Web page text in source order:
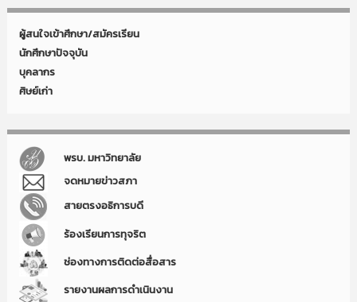
ผู้สนใจเข้าศึกษา/สมัครเรียน
นักศึกษาปัจจุบัน
บุคลากร
ศิษย์เก่า
พรบ. มหาวิทยาลัย
จดหมายข่าวสภา
สายตรงอธิการบดี
ร้องเรียนการทุจริต
ช่องทางการติดต่อสื่อสาร
รายงานผลการดำเนินงาน